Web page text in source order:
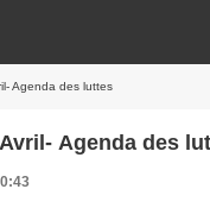
Agenda des luttes
Agenda des